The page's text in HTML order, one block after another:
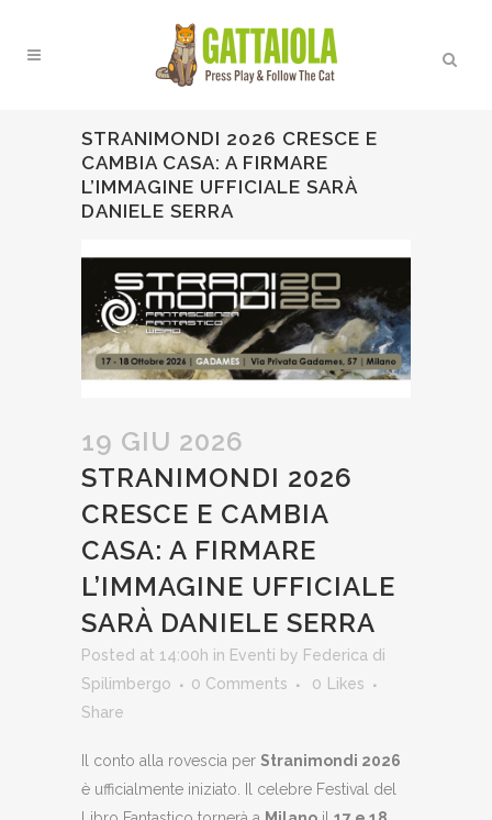
STRANIMONDI 2026 CRESCE E
CAMBIA CASA: A FIRMARE
L’IMMAGINE UFFICIALE SARÀ
DANIELE SERRA
19 GIU 2026
STRANIMONDI 2026
CRESCE E CAMBIA
CASA: A FIRMARE
L’IMMAGINE UFFICIALE
SARÀ DANIELE SERRA
Posted at 14:00h in Eventi by Federica di
Spilimbergo
0 Comments 0
Likes
Share
Il conto alla rovescia per Stranimondi 2026
è ufficialmente iniziato. Il celebre Festival del